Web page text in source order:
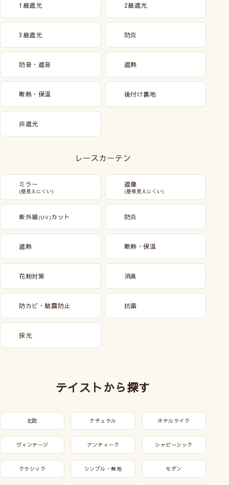
1級遮光 2級遮光
3級遮光 防炎
防音・遮音 遮熱
断熱・保温 後付け裏地
非遮光
レースカーテン
ミラー
(昼見えにくい)
遮像
(昼夜見えにくい)
紫外線(UV)カット 防炎
遮熱 断熱・保温
花粉対策 消臭
防カビ・結露防止 抗菌
採光
テイストから探す
北欧 ナチュラル ホテルライク
ヴィンテージ アンティーク シャビーシック
クラシック シンプル・無地 モダン